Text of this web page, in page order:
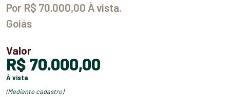
Por R$ 70.000,00 À vista.
Goiás
Valor
R$ 70.000,00
à vista
(mediante cadastro)